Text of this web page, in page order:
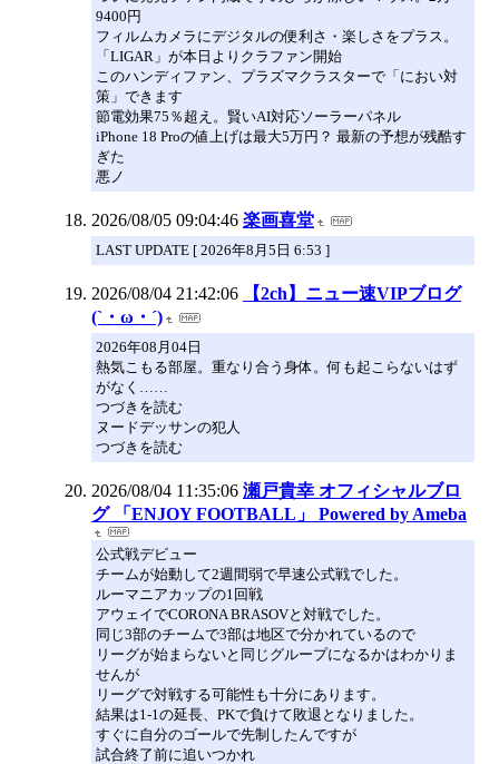
9400円
フィルムカメラにデジタルの便利さ・楽しさをプラス。
「LIGAR」が本日よりクラファン開始
このハンディファン、プラズマクラスターで「におい対
策」できます
節電効果75％超え。賢いAI対応ソーラーパネル
iPhone 18 Proの値上げは最大5万円？ 最新の予想が残酷す
ぎた
悪ノ
2026/08/05 09:04:46 楽画喜堂
LAST UPDATE [ 2026年8月5日 6:53 ]
2026/08/04 21:42:06
【2ch】ニュー速VIPブログ
(`・ω・´)
2026年08月04日
熱気こもる部屋。重なり合う身体。何も起こらないはず
がなく……
つづきを読む
ヌードデッサンの犯人
つづきを読む
2026/08/04 11:35:06 瀬戸貴幸 オフィシャルブロ
グ 「ENJOY FOOTBALL」 Powered by Ameba
公式戦デビュー
チームが始動して2週間弱で早速公式戦でした。
ルーマニアカップの1回戦
アウェイでCORONA BRASOVと対戦でした。
同じ3部のチームで3部は地区で分かれているので
リーグが始まらないと同じグループになるかはわかりま
せんが
リーグで対戦する可能性も十分にあります。
結果は1-1の延長、PKで負けて敗退となりました。
すぐに自分のゴールで先制したんですが
試合終了前に追いつかれ